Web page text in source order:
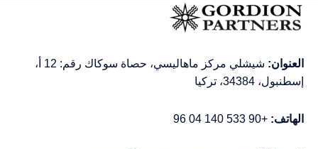
العنوان:
شيشلي مركز ماهاليسي، حصاة سوكاك رقم: 12 أ،
إسطنبول، 34384، تركيا
الهاتف: +90 533 140 04 96